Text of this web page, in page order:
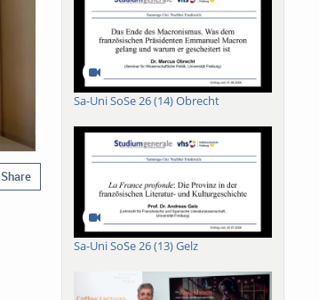
Share
Sa-Uni SoSe 26 (14) Obrecht
Sa-Uni SoSe 26 (13) Gelz